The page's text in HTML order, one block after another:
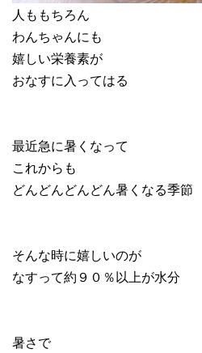
人ももちろん
わんちゃんにも
嬉しい栄養素が
おなすに入ってはる
最近急に暑くなって
これからも
どんどんどんどん暑くなる季節
そんな時に嬉しいのが
なすって約９０％以上が水分
暑さで